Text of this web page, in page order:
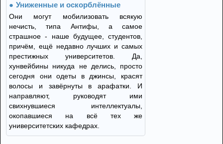
Униженные и оскорблённые
Они могут мобилизовать всякую
нечисть, типа Антифы, а самое
страшное - наше будущее, студентов,
причём, ещё недавно лучших и самых
престижных университетов. Да,
хунвейбины никуда не делись, просто
сегодня они одеты в джинсы, красят
волосы и завёрнуты в арафатки. И
направляют, руководят ими
свихнувшиеся интеллектуалы,
окопавшиеся на всё тех же
университетских кафедрах.